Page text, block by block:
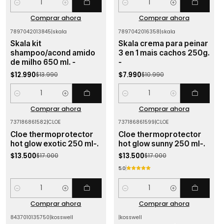
Cantidad
Comprar ahora
Cantidad
Comprar ahora
7897042013845|skala
Skala kit
shampoo/acond amido
de milho 650 ml. -
$12.990$13.990
Cantidad
Comprar ahora
7897042016358|skala
Skala crema para peinar
3 en 1 mais cachos 250g.
-
$7.990$10.990
Cantidad
Comprar ahora
737186861582|CLOE
Cloe thermoprotector
hot glow exotic 250 ml-.
$13.500$17.000
Cantidad
Comprar ahora
737186861599|CLOE
Cloe thermoprotector
hot glow sunny 250 ml-.
$13.500$17.000
5.0
Cantidad
Comprar ahora
8437010135750|kosswell |kosswell